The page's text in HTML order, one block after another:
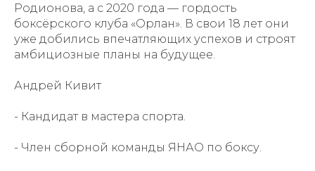
Родионова, а с 2020 года — гордость
боксёрского клуба «Орлан». В свои 18 лет они
уже добились впечатляющих успехов и строят
амбициозные планы на будущее.
Андрей Кивит
- Кандидат в мастера спорта.
- Член сборной команды ЯНАО по боксу.